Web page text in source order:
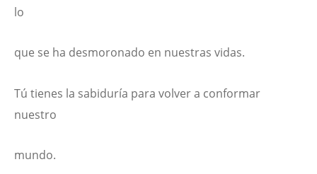
lo
que se ha desmoronado en nuestras vidas.
Tú tienes la sabiduría para volver a conformar
nuestro
mundo.